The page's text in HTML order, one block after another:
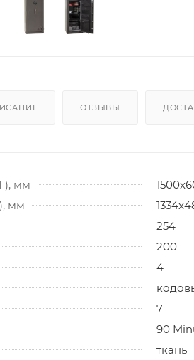
ОТЗЫВЫ
мм
мм
254
200
4
7
90
ткань